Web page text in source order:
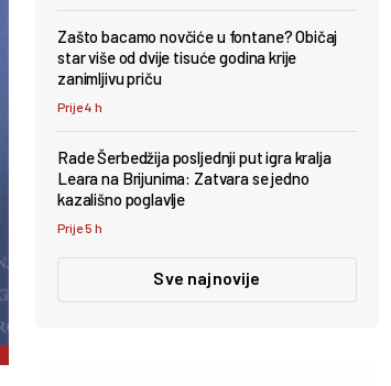
Zašto bacamo novčiće u fontane? Običaj
star više od dvije tisuće godina krije
zanimljivu priču
Prije 4 h
Rade Šerbedžija posljednji put igra kralja
Leara na Brijunima: Zatvara se jedno
kazališno poglavlje
Prije 5 h
Sve najnovije